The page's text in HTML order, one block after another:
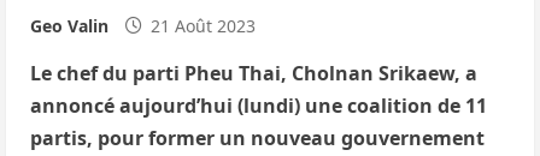
Geo Valin 21 Août 2023
Le chef du parti Pheu Thai, Cholnan Srikaew, a
annoncé aujourd’hui (lundi) une coalition de 11
partis, pour former un nouveau gouvernement